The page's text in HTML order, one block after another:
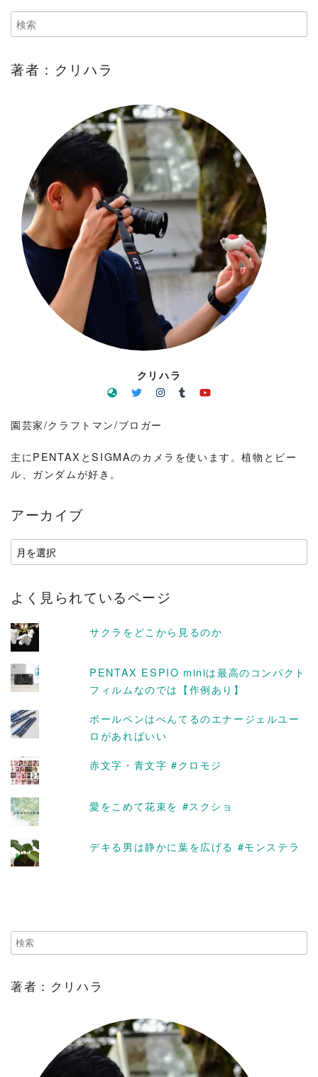
著者：クリハラ
クリハラ
園芸家/クラフトマン/ブロガー
主にPENTAXとSIGMAのカメラを使います。植物とビー
ル、ガンダムが好き。
アーカイブ
ア
ー
イ
よく見られているページ
サクラをどこから見るのか
PENTAX ESPIO miniは最高のコンパクト
フィルムなのでは【作例あり】
ボールペンはぺんてるのエナージェルユー
ロがあればいい
赤文字・青文字 #クロモジ
愛をこめて花束を #スクショ
デキる男は静かに葉を広げる #モンステラ
著者：クリハラ